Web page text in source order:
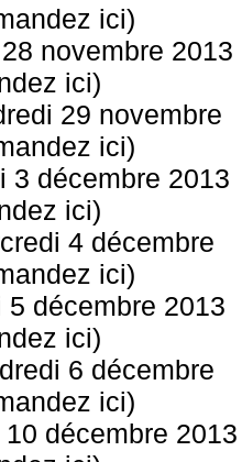
ici)
novembre 2013
ici)
29 novembre
ici)
3 décembre 2013
ici)
4 décembre
ici)
décembre 2013
ici)
6 décembre
ici)
décembre 2013